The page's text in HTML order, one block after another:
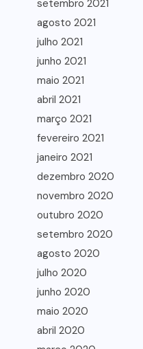
setembro 2021
agosto 2021
julho 2021
junho 2021
maio 2021
abril 2021
março 2021
fevereiro 2021
janeiro 2021
dezembro 2020
novembro 2020
outubro 2020
setembro 2020
agosto 2020
julho 2020
junho 2020
maio 2020
abril 2020